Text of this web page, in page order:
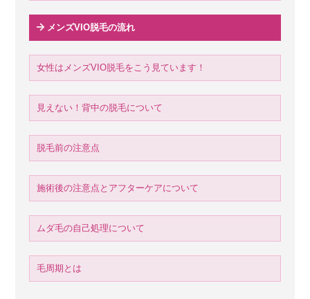
メンズVIO脱毛の流れ
女性はメンズVIO脱毛をこう見ています！
見えない！背中の脱毛について
脱毛前の注意点
施術後の注意点とアフターケアについて
ムダ毛の自己処理について
毛周期とは